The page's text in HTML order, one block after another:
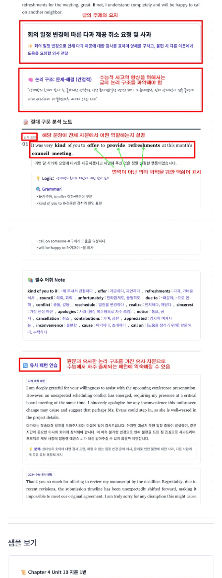
샘플 보기